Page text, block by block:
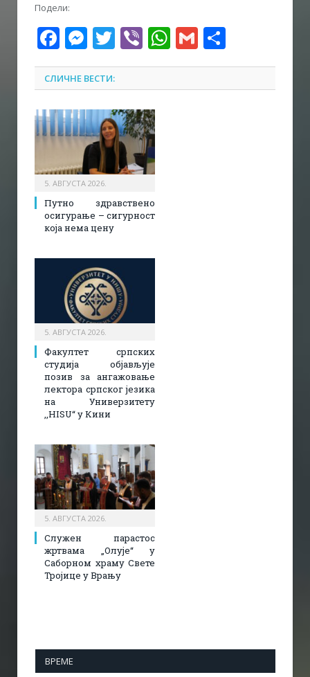
Подели:
Facebook
Messenger
Twitter
ViberWhatsApp
Gmail
СЛИЧНЕ ВЕСТИ:
5. АВГУСТА 2026.
Путно здравствено
осигурање – сигурност
која нема цену
5. АВГУСТА 2026.
Факултет српских
студија објављује
позив за ангажовање
лектора српског језика
на Универзитету
,,HISU“ у Кини
5. АВГУСТА 2026.
Служен парастос
жртвама „Олује“ у
Саборном храму Свете
Тројице у Врању
ВРЕМЕ